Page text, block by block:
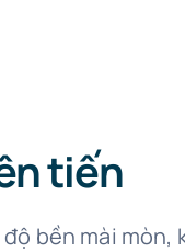
tiến
bền mài